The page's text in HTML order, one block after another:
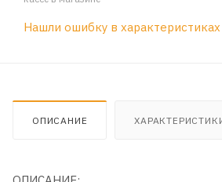
Нашли ошибку в
ОПИСАНИЕ